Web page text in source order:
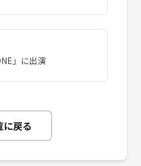
」に出演
に戻る